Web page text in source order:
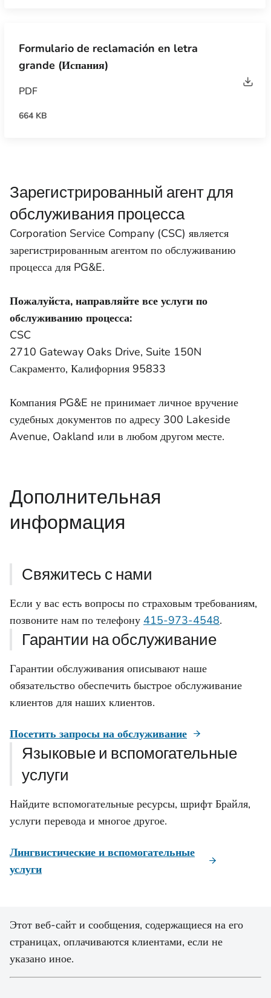
Formulario de reclamación en letra
grande (Испания)
PDF
664 KB
Зарегистрированный агент для
обслуживания процесса
Corporation Service Company (CSC) является
зарегистрированным агентом по обслуживанию
процесса для PG&E.
Пожалуйста, направляйте все услуги по
обслуживанию процесса:
CSC
2710 Gateway Oaks Drive, Suite 150N
Сакраменто, Калифорния 95833
Компания PG&E не принимает личное вручение
судебных документов по адресу 300 Lakeside
Avenue, Oakland или в любом другом месте.
Дополнительная
информация
Свяжитесь с нами
Если у вас есть вопросы по страховым требованиям,
позвоните нам по телефону 415-973-4548.
Гарантии на обслуживание
Гарантии обслуживания описывают наше
обязательство обеспечить быстрое обслуживание
клиентов для наших клиентов.
Посетить запросы на обслуживание
Языковые и вспомогательные
услуги
Найдите вспомогательные ресурсы, шрифт Брайля,
услуги перевода и многое другое.
Лингвистические и вспомогательные
услуги
Этот веб-сайт и сообщения, содержащиеся на его
страницах, оплачиваются клиентами, если не
указано иное.